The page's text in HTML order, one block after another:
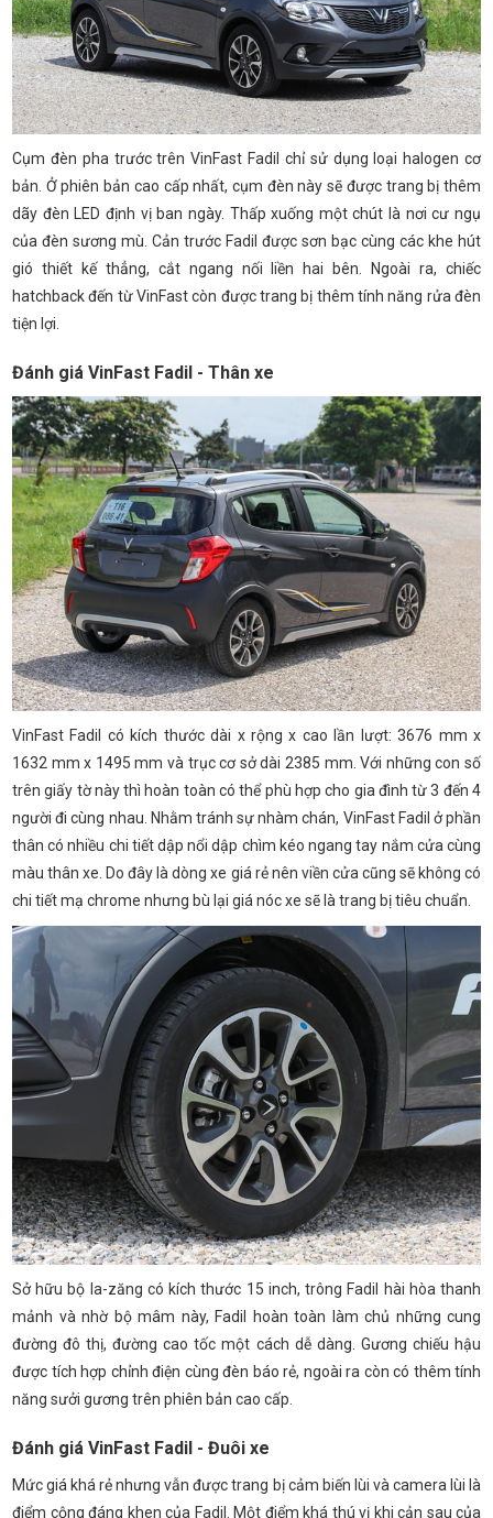
Cụm đèn pha trước trên VinFast Fadil chỉ sử dụng loại halogen cơ
bản. Ở phiên bản cao cấp nhất, cụm đèn này sẽ được trang bị thêm
dãy đèn LED định vị ban ngày. Thấp xuống một chút là nơi cư ngụ
của đèn sương mù. Cản trước Fadil được sơn bạc cùng các khe hút
gió thiết kế thẳng, cắt ngang nối liền hai bên. Ngoài ra, chiếc
hatchback đến từ VinFast còn được trang bị thêm tính năng rửa đèn
tiện lợi.
Đánh giá VinFast Fadil - Thân xe
VinFast Fadil có kích thước dài x rộng x cao lần lượt: 3676 mm x
1632 mm x 1495 mm và trục cơ sở dài 2385 mm. Với những con số
trên giấy tờ này thì hoàn toàn có thể phù hợp cho gia đình từ 3 đến 4
người đi cùng nhau. Nhằm tránh sự nhàm chán, VinFast Fadil ở phần
thân có nhiều chi tiết dập nổi dập chìm kéo ngang tay nắm cửa cùng
màu thân xe. Do đây là dòng xe giá rẻ nên viền cửa cũng sẽ không có
chi tiết mạ chrome nhưng bù lại giá nóc xe sẽ là trang bị tiêu chuẩn.
Sở hữu bộ la-zăng có kích thước 15 inch, trông Fadil hài hòa thanh
mảnh và nhờ bộ mâm này, Fadil hoàn toàn làm chủ những cung
đường đô thị, đường cao tốc một cách dễ dàng. Gương chiếu hậu
được tích hợp chỉnh điện cùng đèn báo rẻ, ngoài ra còn có thêm tính
năng sưởi gương trên phiên bản cao cấp.
Đánh giá VinFast Fadil - Đuôi xe
Mức giá khá rẻ nhưng vẫn được trang bị cảm biến lùi và camera lùi là
điểm cộng đáng khen của Fadil. Một điểm khá thú vị khi cản sau của